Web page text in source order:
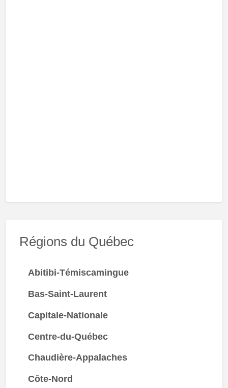
Régions du Québec
Abitibi-Témiscamingue
Bas-Saint-Laurent
Capitale-Nationale
Centre-du-Québec
Chaudière-Appalaches
Côte-Nord